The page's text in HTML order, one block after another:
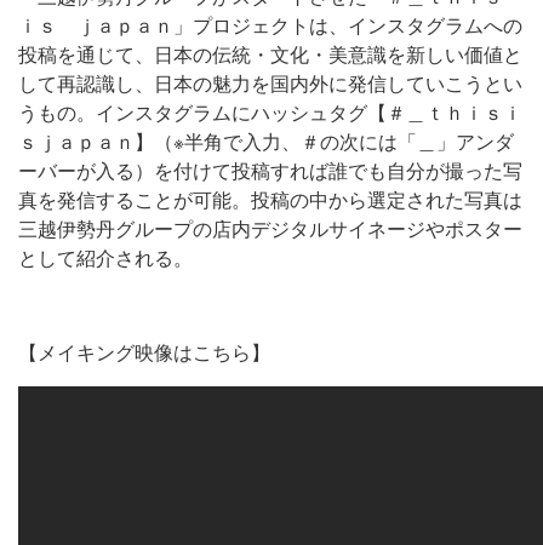
ｉｓ ｊａｐａｎ」プロジェクトは、インスタグラムへの
投稿を通じて、日本の伝統・文化・美意識を新しい価値と
して再認識し、日本の魅力を国内外に発信していこうとい
うもの。インスタグラムにハッシュタグ【＃＿ｔｈｉｓｉ
ｓｊａｐａｎ】（※半角で入力、＃の次には「＿」アンダ
ーバーが入る）を付けて投稿すれば誰でも自分が撮った写
真を発信することが可能。投稿の中から選定された写真は
三越伊勢丹グループの店内デジタルサイネージやポスター
として紹介される。
【メイキング映像はこちら】